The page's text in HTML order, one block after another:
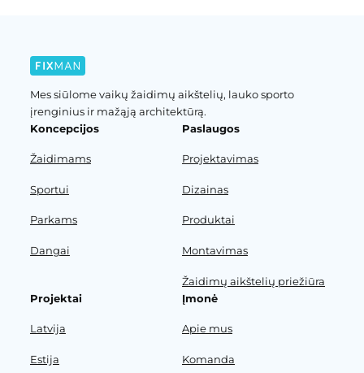
Mes siūlome vaikų žaidimų aikštelių, lauko sporto
įrenginius ir mažąją architektūrą.
Koncepcijos
Žaidimams
Sportui
Parkams
Dangai
Paslaugos
Projektavimas
Dizainas
Produktai
Montavimas
Žaidimų aikštelių priežiūra
Projektai
Latvija
Estija
Įmonė
Apie mus
Komanda